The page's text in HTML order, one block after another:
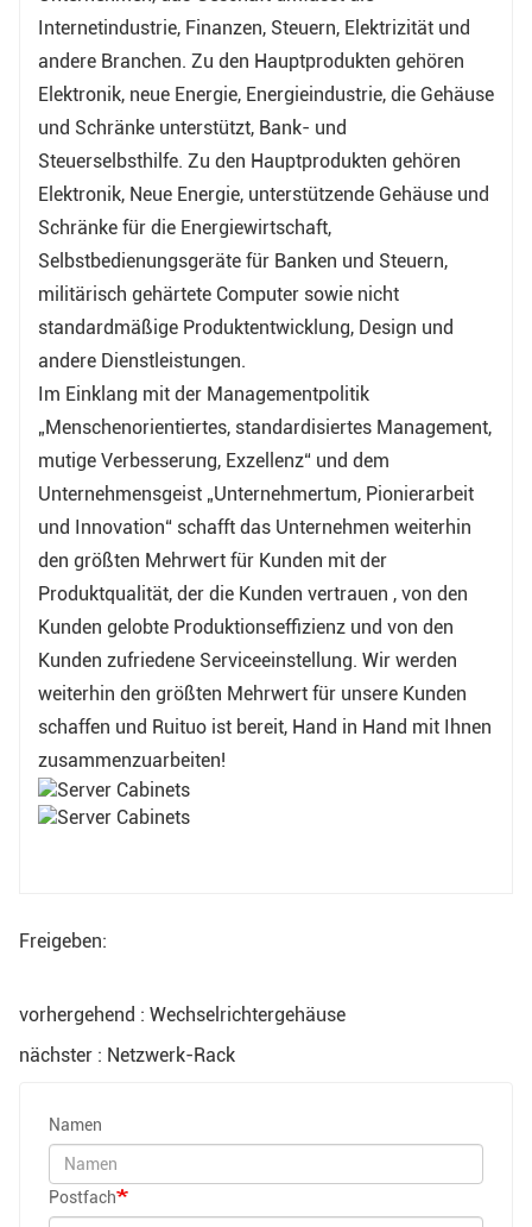
Internetindustrie, Finanzen, Steuern, Elektrizität und
andere Branchen. Zu den Hauptprodukten gehören
Elektronik, neue Energie, Energieindustrie, die Gehäuse
und Schränke unterstützt, Bank- und
Steuerselbsthilfe. Zu den Hauptprodukten gehören
Elektronik, Neue Energie, unterstützende Gehäuse und
Schränke für die Energiewirtschaft,
Selbstbedienungsgeräte für Banken und Steuern,
militärisch gehärtete Computer sowie nicht
standardmäßige Produktentwicklung, Design und
andere Dienstleistungen.
Im Einklang mit der Managementpolitik
„Menschenorientiertes, standardisiertes Management,
mutige Verbesserung, Exzellenz“ und dem
Unternehmensgeist „Unternehmertum, Pionierarbeit
und Innovation“ schafft das Unternehmen weiterhin
den größten Mehrwert für Kunden mit der
Produktqualität, der die Kunden vertrauen , von den
Kunden gelobte Produktionseffizienz und von den
Kunden zufriedene Serviceeinstellung. Wir werden
weiterhin den größten Mehrwert für unsere Kunden
schaffen und Ruituo ist bereit, Hand in Hand mit Ihnen
zusammenzuarbeiten!
Freigeben:
vorhergehend : Wechselrichtergehäuse
nächster : Netzwerk-Rack
Namen
Postfach